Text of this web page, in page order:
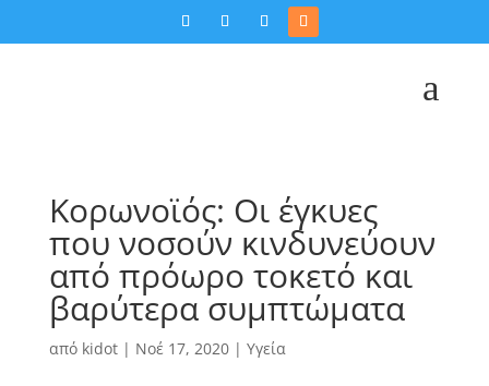
a
Κορωνοϊός: Οι έγκυες
που νοσούν κινδυνεύουν
από πρόωρο τοκετό και
βαρύτερα συμπτώματα
από kidot| Νοέ 17, 2020| Υγεία